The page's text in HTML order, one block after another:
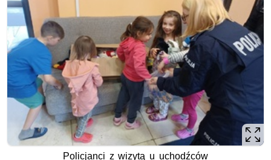
Policjanci z wizytą u uchodźców